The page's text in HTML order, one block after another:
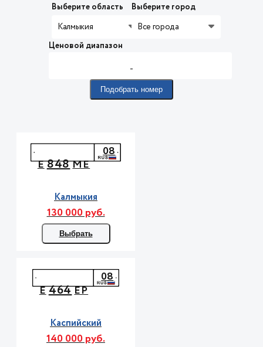
Выберите область
Калмыкия
Выберите город
Все города
Ценовой диапазон
-
Подобрать номер
Е848МЕ
08
Калмыкия
130 000 руб.
Выбрать
Е464ЕР
08
Каспийский
140 000 руб.